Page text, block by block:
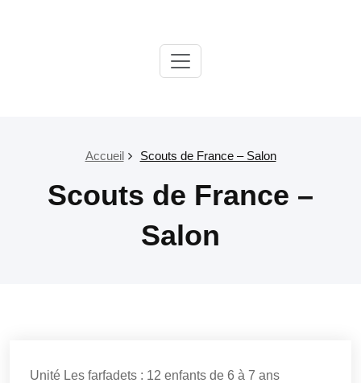
Accueil Scouts de France – Salon
Scouts de France –
Salon
Unité Les farfadets : 12 enfants de 6 à 7 ans